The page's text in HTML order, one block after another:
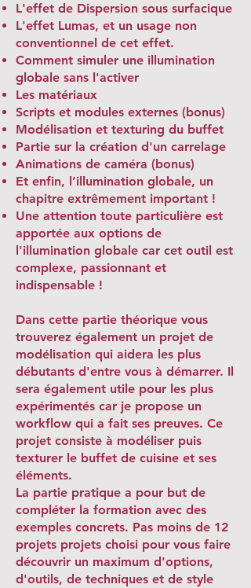
L'effet de Dispersion sous surfacique
L'effet Lumas, et un usage non
conventionnel de cet effet.
Comment simuler une illumination
globale sans l'activer
Les matériaux
Scripts et modules externes (bonus)
Modélisation et texturing du buffet
Partie sur la création d'un carrelage
Animations de caméra (bonus)
Et enfin, l’illumination globale, un
chapitre extrêmement important !
Une attention toute particulière est
apportée aux options de
l'illumination globale car cet outil est
complexe, passionnant et
indispensable !
Dans cette partie théorique vous
trouverez également un projet de
modélisation qui aidera les plus
débutants d'entre vous à démarrer. Il
sera également utile pour les plus
expérimentés car je propose un
workflow qui a fait ses preuves. Ce
projet consiste à modéliser puis
texturer le buffet de cuisine et ses
éléments.
La partie pratique a pour but de
compléter la formation avec des
exemples concrets. Pas moins de 12
projets projets choisi pour vous faire
découvrir un maximum d'options,
d'outils, de techniques et de style